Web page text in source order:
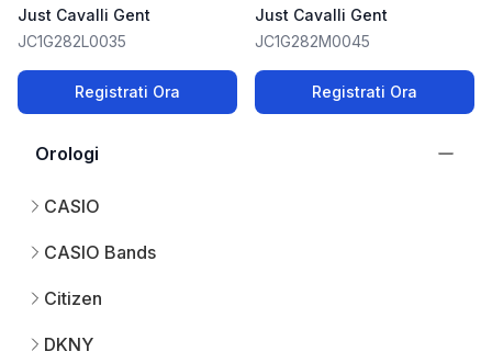
Orologi
CASIO
CASIO Bands
Citizen
DKNY
Just Cavalli Gent
JC1G282L0035
Registrati Ora
Just Cavalli Gent
JC1G282M0045
Registrati Ora